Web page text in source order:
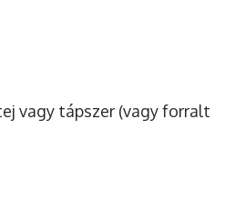
vagy tápszer (vagy forralt